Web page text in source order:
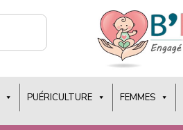
PUÉRICULTURE FEMMES